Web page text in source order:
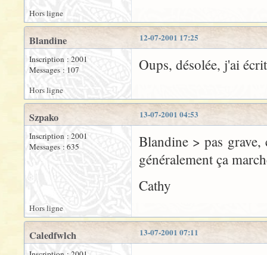
Hors ligne
12-07-2001 17:25
Blandine
Inscription : 2001
Messages : 107
Oups, désolée, j'ai
Hors ligne
13-07-2001 04:53
Szpako
Inscription : 2001
Messages : 635
Blandine > pas
généralement ça
Cathy
Hors ligne
13-07-2001 07:11
Caledfwlch